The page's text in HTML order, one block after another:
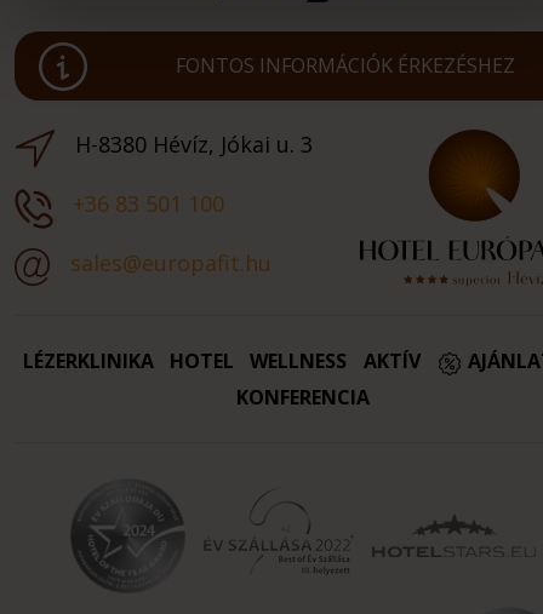
FONTOS INFORMÁCIÓK ÉRKEZÉSHEZ
H-8380 Hévíz, Jókai u. 3
+36 83 501 100
sales@europafit.hu
LÉZERKLINIKA HOTEL WELLNESS AKTÍV
KONFERENCIA